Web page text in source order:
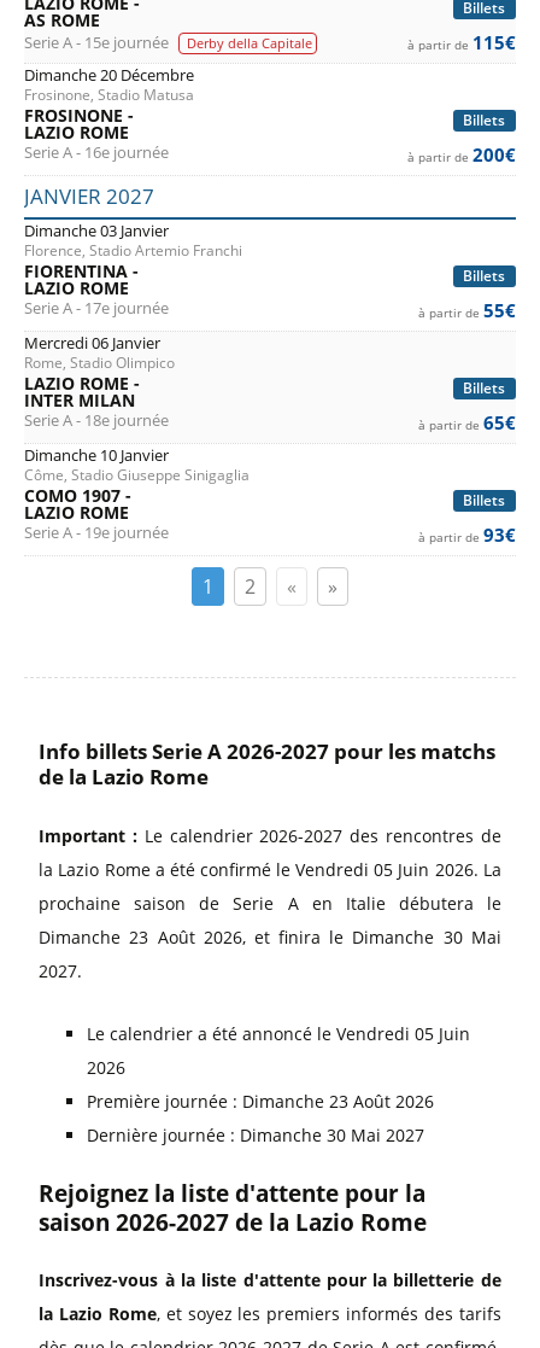
Billets
AS ROME
Serie A - 15e journée Derby della Capitale à partir de 115€
Dimanche 20 Décembre
Frosinone, Stadio Matusa
Billets
FROSINONE -
LAZIO ROME
Serie A - 16e journée à partir de 200€
JANVIER 2027
Dimanche 03 Janvier
Florence, Stadio Artemio Franchi
Billets
FIORENTINA -
LAZIO ROME
Serie A - 17e journée à partir de 55€
Mercredi 06 Janvier
Rome, Stadio Olimpico
Billets
LAZIO ROME -
INTER MILAN
Serie A - 18e journée à partir de 65€
Dimanche 10 Janvier
Côme, Stadio Giuseppe Sinigaglia
Billets
COMO 1907 -
LAZIO ROME
Serie A - 19e journée à partir de 93€
1 2 « »
Info billets Serie A 2026-2027 pour les matchs
de la Lazio Rome
Important : Le calendrier 2026-2027 des rencontres de
la Lazio Rome a été confirmé le Vendredi 05 Juin 2026. La
prochaine saison de Serie A en Italie débutera le
Dimanche 23 Août 2026, et finira le Dimanche 30 Mai
2027.
Le calendrier a été annoncé le Vendredi 05 Juin
2026
Première journée : Dimanche 23 Août 2026
Dernière journée : Dimanche 30 Mai 2027
Rejoignez la liste d'attente pour la
saison 2026-2027 de la Lazio Rome
Inscrivez-vous à la liste d'attente pour la billetterie de
la Lazio Rome, et soyez les premiers informés des tarifs